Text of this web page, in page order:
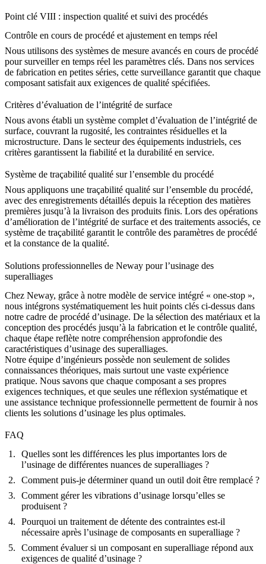
Point clé VIII : inspection qualité et suivi des procédés
Contrôle en cours de procédé et ajustement en temps réel
Nous utilisons des systèmes de mesure avancés en cours de procédé
pour surveiller en temps réel les paramètres clés. Dans nos services
de fabrication en petites séries, cette surveillance garantit que chaque
composant satisfait aux exigences de qualité spécifiées.
Critères d’évaluation de l’intégrité de surface
Nous avons établi un système complet d’évaluation de l’intégrité de
surface, couvrant la rugosité, les contraintes résiduelles et la
microstructure. Dans le secteur des équipements industriels, ces
critères garantissent la fiabilité et la durabilité en service.
Système de traçabilité qualité sur l’ensemble du procédé
Nous appliquons une traçabilité qualité sur l’ensemble du procédé,
avec des enregistrements détaillés depuis la réception des matières
premières jusqu’à la livraison des produits finis. Lors des opérations
d’amélioration de l’intégrité de surface et des traitements associés, ce
système de traçabilité garantit le contrôle des paramètres de procédé
et la constance de la qualité.
Solutions professionnelles de Neway pour l’usinage des
superalliages
Chez Neway, grâce à notre modèle de service intégré « one-stop »,
nous intégrons systématiquement les huit points clés ci-dessus dans
notre cadre de procédé d’usinage. De la sélection des matériaux et la
conception des procédés jusqu’à la fabrication et le contrôle qualité,
chaque étape reflète notre compréhension approfondie des
caractéristiques d’usinage des superalliages.
Notre équipe d’ingénieurs possède non seulement de solides
connaissances théoriques, mais surtout une vaste expérience
pratique. Nous savons que chaque composant a ses propres
exigences techniques, et que seules une réflexion systématique et
une assistance technique professionnelle permettent de fournir à nos
clients les solutions d’usinage les plus optimales.
FAQ
Quelles sont les différences les plus importantes lors de
l’usinage de différentes nuances de superalliages ?
Comment puis-je déterminer quand un outil doit être remplacé ?
Comment gérer les vibrations d’usinage lorsqu’elles se
produisent ?
Pourquoi un traitement de détente des contraintes est-il
nécessaire après l’usinage de composants en superalliage ?
Comment évaluer si un composant en superalliage répond aux
exigences de qualité d’usinage ?